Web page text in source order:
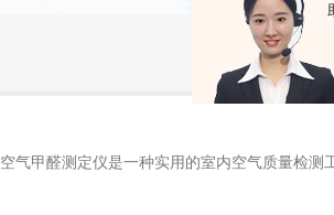
空气甲醛测定仪是一种实用的室内空气质量检测